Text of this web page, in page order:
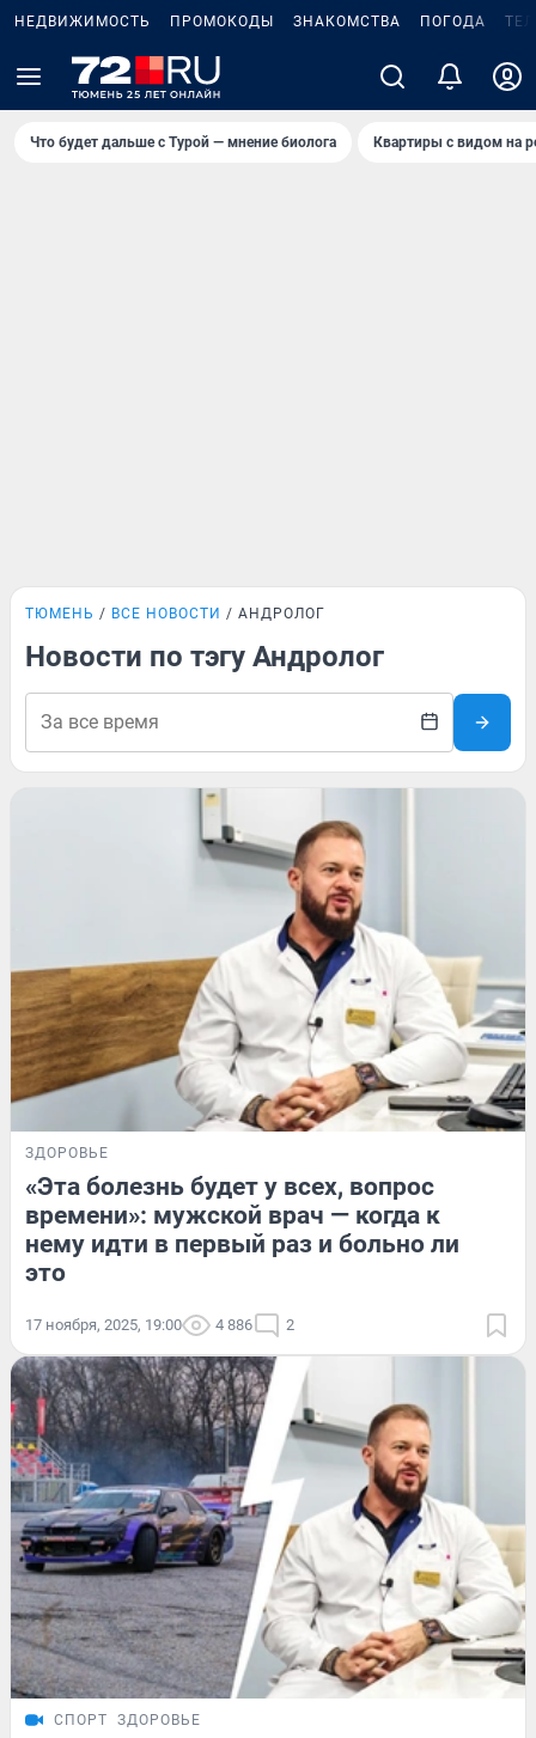
НЕДВИЖИМОСТЬ ПРОМОКОДЫ ЗНАКОМСТВА ПОГОДА
Что будет дальше с Турой — мнение биолога Квартиры с видом на
ТЮМЕНЬ ВСЕ НОВОСТИ АНДРОЛОГ
Новости по тэгу Андролог
ЗДОРОВЬЕ
«Эта болезнь будет у всех, вопрос
времени»: мужской врач — когда к
нему идти в первый раз и больно ли
это
17 ноября, 2025, 19:00 4 886 2
СПОРТ ЗДОРОВЬЕ